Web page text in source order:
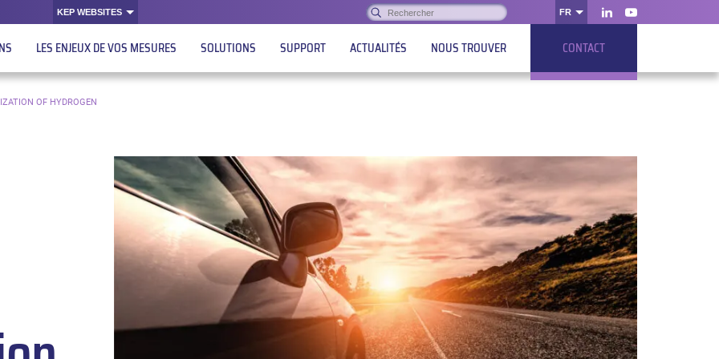
KEP WEBSITES Rechercher :
OK FR
LinkedInYoutube
LES ENJEUX DE VOS MESURES SOLUTIONS SUPPORT ACTUALITÉS NOUS TROUVER CONTACT
OF HYDROGEN